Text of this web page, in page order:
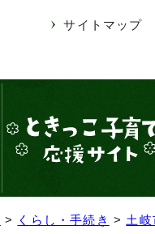
サイトマップ
> くらし・手続き > 土岐